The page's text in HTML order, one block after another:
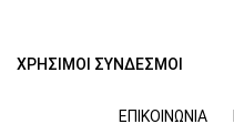
ΧΡΗΣΙΜΟΙ ΣΥΝΔΕΣΜΟΙ
ΕΠΙΚΟΙΝΩΝΊΑ